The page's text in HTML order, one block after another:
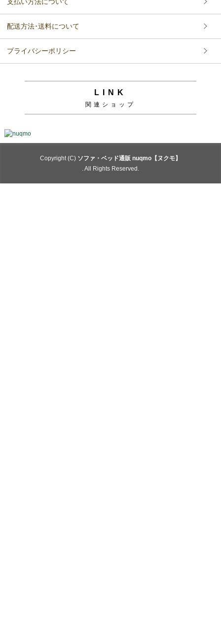
配送方法･送料について
プライバシーポリシー
LINK
関連ショップ
Copyright (C) ソファ・ベッド通販 nuqmo【ヌクモ】
. All Rights Reserved.